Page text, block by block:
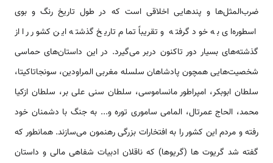
ضرب‌المثل‌ها و پندهایی اخلاقی است که در طول تاریخ رنگ و بوی
اسطوره‌ای به خود گرفته و تقریباً تمام تاریخ گذشته این کشور را از
گذشته‌های بسیار دور تاکنون دربر می‌گیرد. در این داستان‌های حماسی
شخصیت‌هایی همچون پادشاهان سلسله مغربی المراودین، سونجاتاکیتا،
سلطان ابوبکر، امپراطور مانساموسی، سلطان سنی علی بر، سلطان ازکیا
محمد، الحاج عمرتال، المامی ساموری توره و... به جنگ با دشمنان خود
رفته و مردم این کشور را به افتخارات بزرگی رهنمون می‌سازند. همانطور که
گفته شد گریوت ها (گریوها) که ناقلان ادبیات شفاهی مالی و داستان